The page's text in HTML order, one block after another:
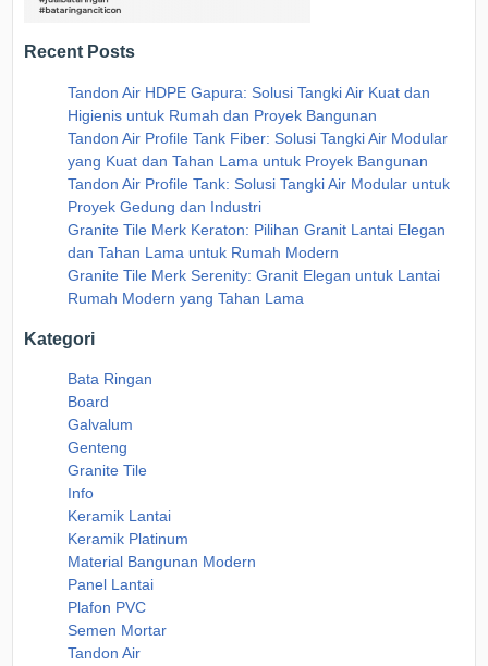
Recent Posts
Tandon Air HDPE Gapura: Solusi Tangki Air Kuat dan
Higienis untuk Rumah dan Proyek Bangunan
Tandon Air Profile Tank Fiber: Solusi Tangki Air Modular
yang Kuat dan Tahan Lama untuk Proyek Bangunan
Tandon Air Profile Tank: Solusi Tangki Air Modular untuk
Proyek Gedung dan Industri
Granite Tile Merk Keraton: Pilihan Granit Lantai Elegan
dan Tahan Lama untuk Rumah Modern
Granite Tile Merk Serenity: Granit Elegan untuk Lantai
Rumah Modern yang Tahan Lama
Kategori
Bata Ringan
Board
Galvalum
Genteng
Granite Tile
Info
Keramik Lantai
Keramik Platinum
Material Bangunan Modern
Panel Lantai
Plafon PVC
Semen Mortar
Tandon Air